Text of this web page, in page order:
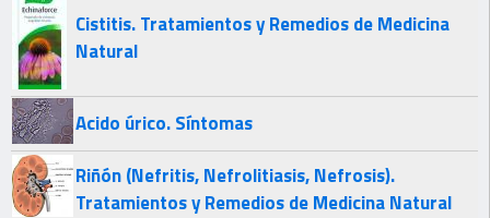
Cistitis. Tratamientos y Remedios de Medicina
Natural
Acido úrico. Síntomas
Riñón (Nefritis, Nefrolitiasis, Nefrosis).
Tratamientos y Remedios de Medicina Natural